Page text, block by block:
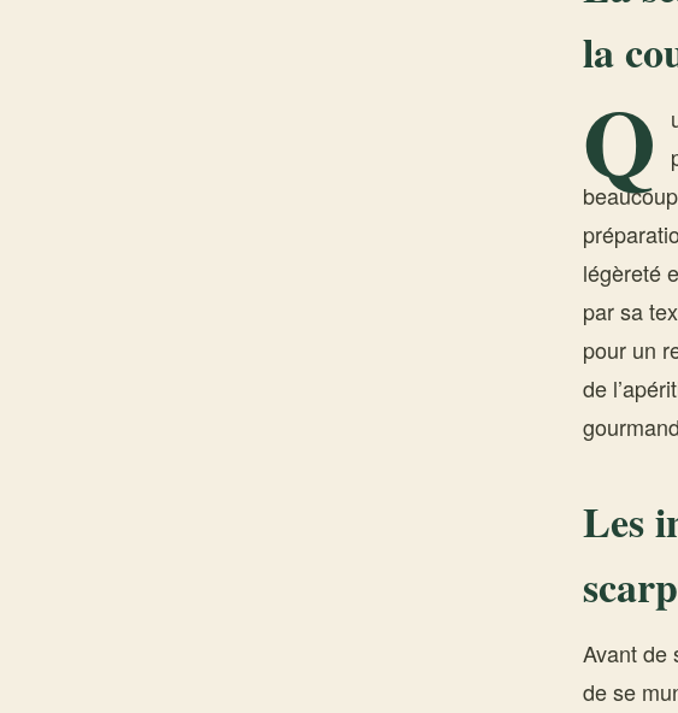
la
Q
légèreté
par sa
pour un
de
Les
Avant de
de se